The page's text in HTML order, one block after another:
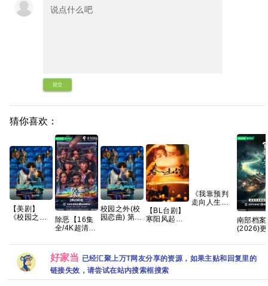
提交
猜你喜欢：
【美剧】
《校园之外
英字幕】
【夸克】
除恶【16集
全/4K超清臻
迷雾剧场，
开年人性犯
罪大剧 夸克
校园之外(校
园恋曲) 第一
【BL台剧】
寒阳风起春
同性 刘竞屿
中字 已更最
新 夸克
《我靠预判
走向人生巅
盘
南部档案
(2026)
中字
集] 张新
丁禹兮/
令姿
好家当 已经汇聚上万T网友分享的资源，如果主贴和回复里的
链接失效，请尝试在站内搜索框搜索